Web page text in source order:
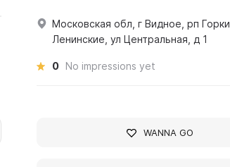
Московская обл, г Видное, рп Горки
Ленинские, ул Центральная, д 1
0 No impressions yet
WANNA GO